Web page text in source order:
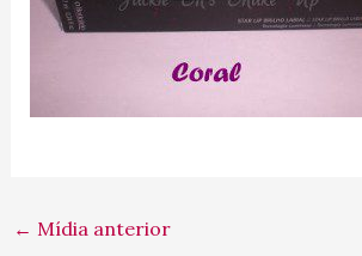
← Mídia anterior